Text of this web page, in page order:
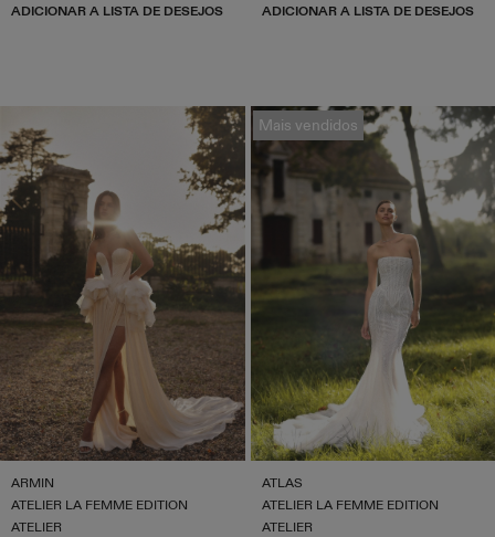
ADICIONAR A LISTA DE DESEJOS ADICIONAR A LISTA DE DESEJOS
ARMIN
ATELIER LA FEMME EDITION
ATELIER
Mais vendidos
ATLAS
ATELIER LA FEMME EDITION
ATELIER